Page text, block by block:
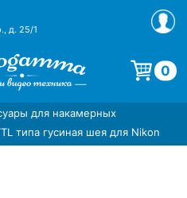
д. 25/1
магазин фототехники
в СПб
фотоаксессуаров foto-
0
Корзина пуста.
для накамерных
типа гусиная шея для Nikon